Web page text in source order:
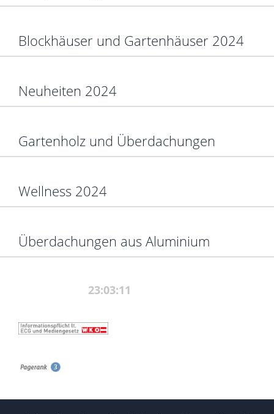
Blockhäuser und Gartenhäuser 2024
Neuheiten 2024
Gartenholz und Überdachungen
Wellness 2024
Überdachungen aus Aluminium